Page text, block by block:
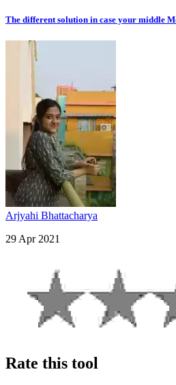
The different solution in case your middle
Arjyahi Bhattacharya
29 Apr 2021
Rate this tool